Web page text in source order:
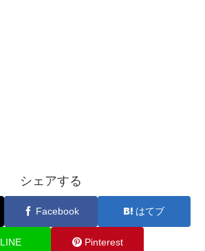
シェアする
Facebook はてブ
LINE Pinterest